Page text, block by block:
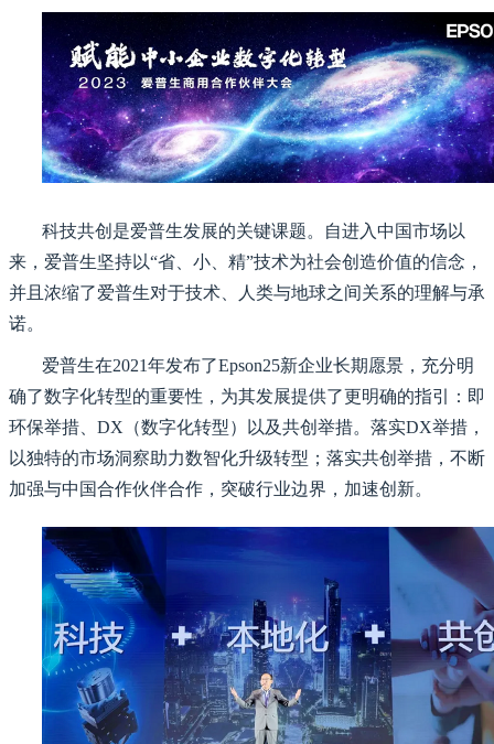
科技共创是爱普生发展的关键课题。自进入中国市场以
来，爱普生坚持以“省、小、精”技术为社会创造价值的信念，
并且浓缩了爱普生对于技术、人类与地球之间关系的理解与承
诺。
爱普生在2021年发布了Epson25新企业长期愿景，充分明
确了数字化转型的重要性，为其发展提供了更明确的指引：即
环保举措、DX（数字化转型）以及共创举措。落实DX举措，
以独特的市场洞察助力数智化升级转型；落实共创举措，不断
加强与中国合作伙伴合作，突破行业边界，加速创新。